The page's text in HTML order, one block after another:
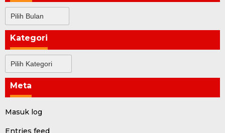
Kategori
Meta
Masuk log
Entries feed